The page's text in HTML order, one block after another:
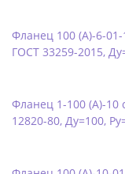
Фланец 100 (А)-6-01-
ГОСТ 33259-2015,
Фланец 1-100 (А)-10
12820-80, Ду=100,